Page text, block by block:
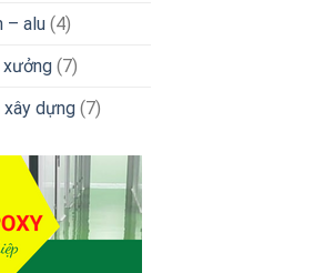
– alu(4)
xưởng(7)
xây dựng(7)